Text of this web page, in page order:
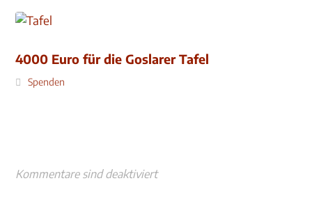
4000 Euro für die Goslarer Tafel
Spenden
Kommentare sind deaktiviert